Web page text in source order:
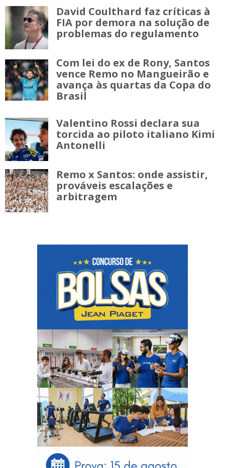
David Coulthard faz críticas à
FIA por demora na solução de
problemas do regulamento
Com lei do ex de Rony, Santos
vence Remo no Mangueirão e
avança às quartas da Copa do
Brasil
Valentino Rossi declara sua
torcida ao piloto italiano Kimi
Antonelli
Remo x Santos: onde assistir,
prováveis escalações e
arbitragem